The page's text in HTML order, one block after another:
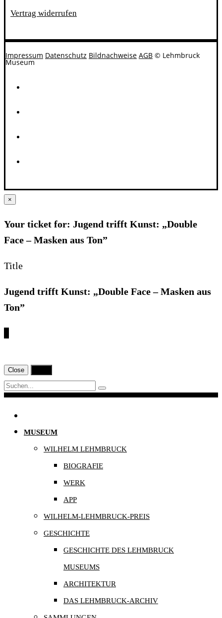
Vertrag widerrufen
Impressum Datenschutz Bildnachweise AGB © Lehmbruck
Museum
×
Your ticket for: Jugend trifft Kunst: „Double
Face – Masken aus Ton”
Title
Jugend trifft Kunst: „Double Face – Masken aus
Ton”
Close
Navigation
MUSEUM
WILHELM LEHMBRUCK
BIOGRAFIE
WERK
APP
WILHELM-LEHMBRUCK-PREIS
GESCHICHTE
GESCHICHTE DES LEHMBRUCK
MUSEUMS
ARCHITEKTUR
DAS LEHMBRUCK-ARCHIV